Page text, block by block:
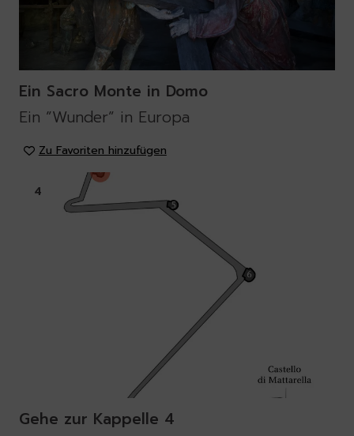
Ein Sacro Monte in Domo
Ein ”Wunder” in Europa
Zu Favoriten hinzufügen
4
Gehe zur Kappelle 4